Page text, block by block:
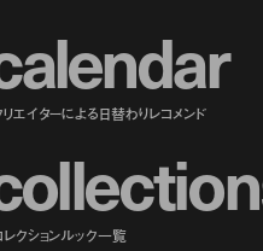
alendar
リエイターによる日替わりレコメンド
ollection
レクションルック一覧